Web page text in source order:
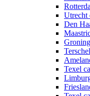
Utrecht
Den
Texel